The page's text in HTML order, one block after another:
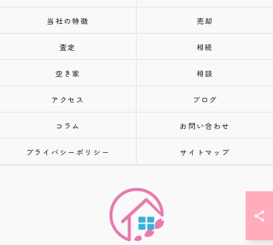
当社の特徴 売却
査定 相続
空き家 相談
アクセス ブログ
コラム お問い合わせ
プライバシーポリシー サイトマップ